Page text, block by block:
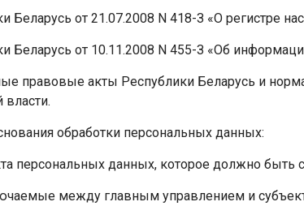
Беларусь от 21.07.2008 N 418-З «О регистре
Беларусь от 10.11.2008 N 455-З «Об
правовые акты Республики Беларусь и
власти.
обработки персональных данных:
персональных данных, которое должно
между главным управлением и